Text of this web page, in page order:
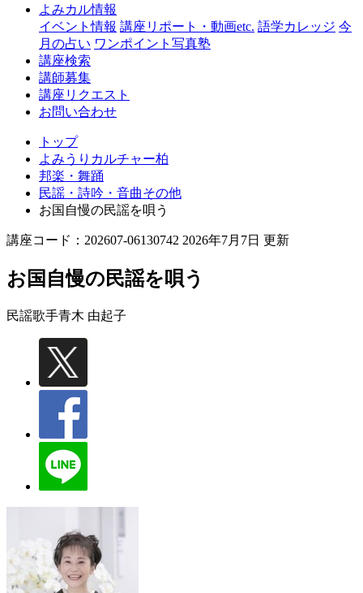
よみカル情報
イベント情報 講座リポート・動画etc. 語学カレッジ 今
月の占い ワンポイント写真塾
講座検索
講師募集
講座リクエスト
お問い合わせ
トップ
よみうりカルチャー柏
邦楽・舞踊
民謡・詩吟・音曲その他
お国自慢の民謡を唄う
講座コード：202607-06130742 2026年7月7日 更新
お国自慢の民謡を唄う
民謡歌手青木 由起子